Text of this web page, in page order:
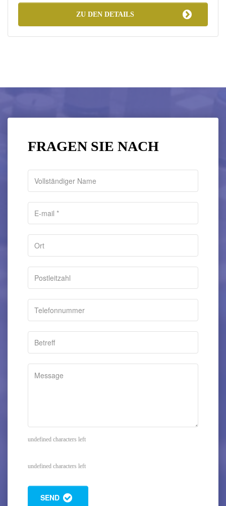
ZU DEN DETAILS
FRAGEN SIE NACH
undefined characters left
undefined characters left
SEND